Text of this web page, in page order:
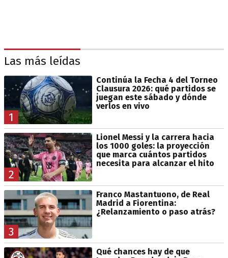
Las más leídas
1
Continúa la Fecha 4 del Torneo
Clausura 2026: qué partidos se
juegan este sábado y dónde
verlos en vivo
2
Lionel Messi y la carrera hacia
los 1000 goles: la proyección
que marca cuántos partidos
necesita para alcanzar el hito
3
Franco Mastantuono, de Real
Madrid a Fiorentina:
¿Relanzamiento o paso atrás?
Qué chances hay de que